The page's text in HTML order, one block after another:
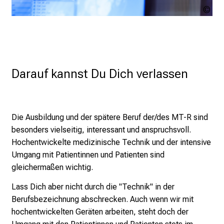
Darauf kannst Du Dich verlassen
Die Ausbildung und der spätere Beruf der/des MT-R sind
besonders vielseitig, interessant und anspruchsvoll.
Hochentwickelte medizinische Technik und der intensive
Umgang mit Patientinnen und Patienten sind
gleichermaßen wichtig.
Lass Dich aber nicht durch die "Technik" in der
Berufsbezeichnung abschrecken. Auch wenn wir mit
hochentwickelten Geräten arbeiten, steht doch der